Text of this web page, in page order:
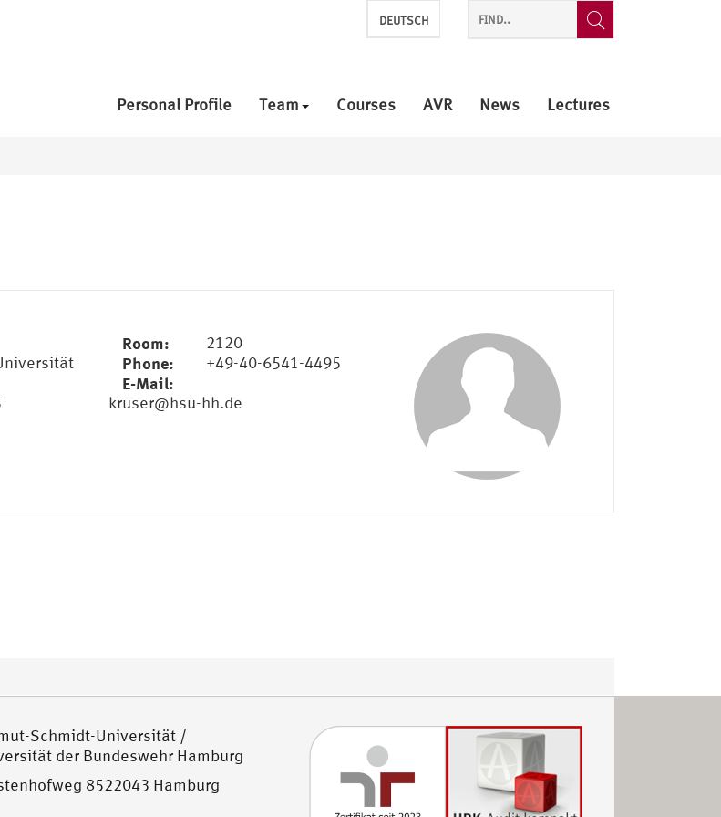
DEUTSCH
Personal Profile Team Courses AVR News Lectures
Room: 2120
Phone: +49-40-6541-4495
E-Mail:
kruser@hsu-hh.de
Schmidt-Universität /
der Bundeswehr Hamburg
8522043 Hamburg